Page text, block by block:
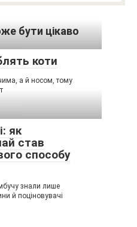
бути цікаво
коти
а й носом, тому
як
став
способу
знали лише
й поціновувачі